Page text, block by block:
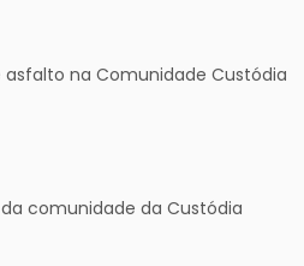
na Comunidade Custódia
comunidade da Custódia